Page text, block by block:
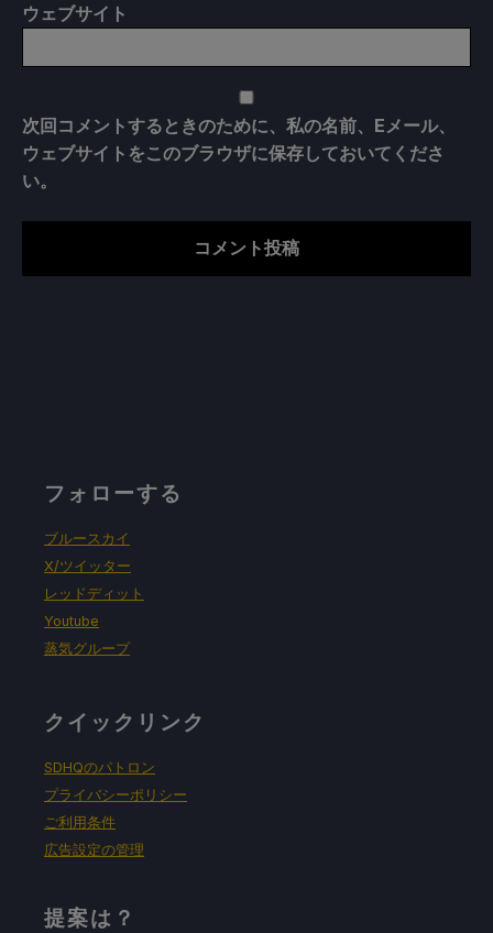
ウェブサイト
次回コメントするときのために、私の名前、Eメール、
ウェブサイトをこのブラウザに保存しておいてくださ
い。
フォローする
ブルースカイ
X/ツイッター
レッドディット
Youtube
蒸気グループ
クイックリンク
SDHQのパトロン
プライバシーポリシー
ご利用条件
広告設定の管理
提案は？